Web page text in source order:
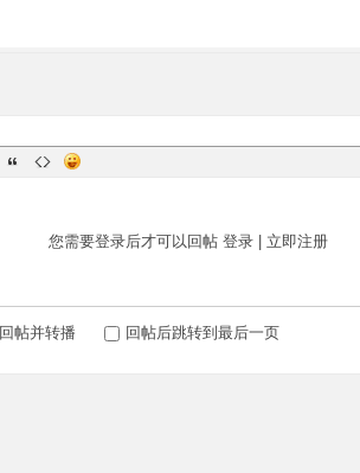
您需要登录后才可以回帖 登录| 立即注册
回帖并转播 回帖后跳转到最后一页